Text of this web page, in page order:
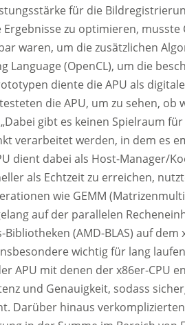
für die
zu optimieren, musste
waren, um die zusätzlichen
Language (OpenCL), um die
diente die APU als
die APU, um zu sehen,
gibt es keinen Spielraum
verarbeitet werden, in dem es
dient dabei als Host-Manager/
als Echtzeit zu erreichen,
wie GEMM
auf der parallelen
(AMD-BLAS) auf
wichtig für lang
APU mit denen der x86er-CPU
und Genauigkeit, sodass
Darüber hinaus